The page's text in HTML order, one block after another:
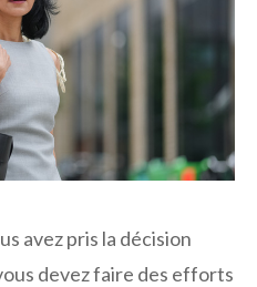
avez pris la décision
devez faire des efforts